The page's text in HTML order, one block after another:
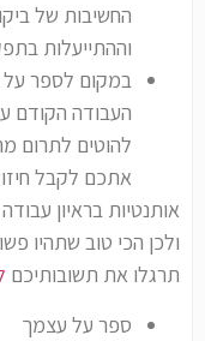
החשיבות של
וההתייעלות
במקום לספר על
העבודה הקודם
להוטים לתרום
אתכם לקבל
אותנטיות בראיון
ולכן הכי טוב שתהיו
תרגלו את תשובותיכם
ספר על עצמך